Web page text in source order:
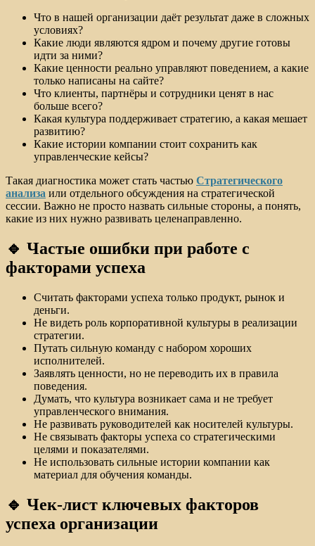
Что в нашей организации даёт результат даже в сложных
условиях?
Какие люди являются ядром и почему другие готовы
идти за ними?
Какие ценности реально управляют поведением, а какие
только написаны на сайте?
Что клиенты, партнёры и сотрудники ценят в нас
больше всего?
Какая культура поддерживает стратегию, а какая мешает
развитию?
Какие истории компании стоит сохранить как
управленческие кейсы?
Такая диагностика может стать частью Стратегического
анализа или отдельного обсуждения на стратегической
сессии. Важно не просто назвать сильные стороны, а понять,
какие из них нужно развивать целенаправленно.
🔹 Частые ошибки при работе с
факторами успеха
Считать факторами успеха только продукт, рынок и
деньги.
Не видеть роль корпоративной культуры в реализации
стратегии.
Путать сильную команду с набором хороших
исполнителей.
Заявлять ценности, но не переводить их в правила
поведения.
Думать, что культура возникает сама и не требует
управленческого внимания.
Не развивать руководителей как носителей культуры.
Не связывать факторы успеха со стратегическими
целями и показателями.
Не использовать сильные истории компании как
материал для обучения команды.
🔹 Чек-лист ключевых факторов
успеха организации